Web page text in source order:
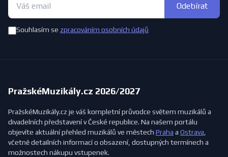
Odebírat
Souhlasím se zpracováním osobních údajů
PražskéMuzikály.cz 2026/2027
PražskéMuzikály.cz je váš kompletní průvodce světem muzikálů a
divadelních představení v České republice. Na našem portálu
objevíte aktuální přehled muzikálů ve městech Praha a Ostrava
včetně detailních informací o obsazení, dostupných termínech a
možnostech nákupu vstupenek.